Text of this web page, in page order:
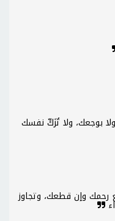
بوجعك، ولا تُزَكِّ نفسك
رحمك وإن قطعك، وتجاوز